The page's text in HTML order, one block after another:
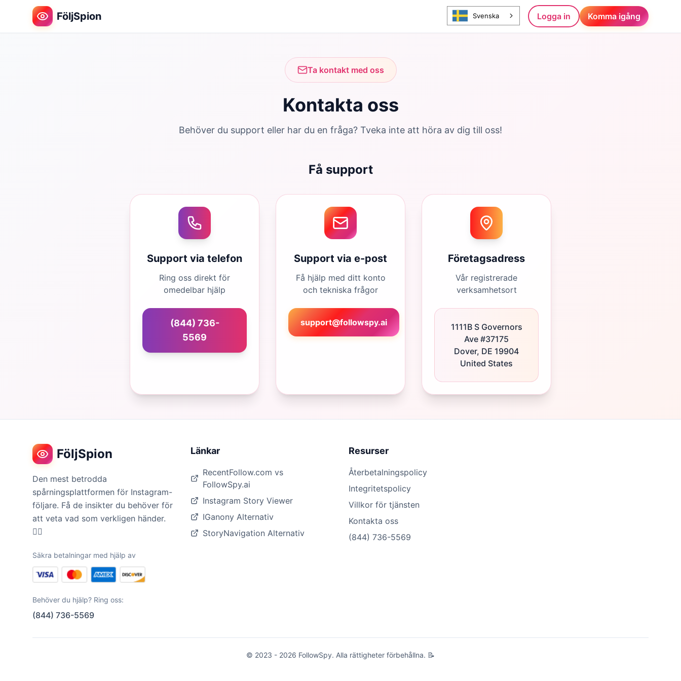
FöljSpion Svenska Logga in Komma igång
Ta kontakt med oss
Kontakta oss
Behöver du support eller har du en fråga? Tveka inte att höra av dig till oss!
Få support
Support via telefon
Ring oss direkt för
omedelbar hjälp
(844) 736-
5569
Support via e-post
Få hjälp med ditt konto
och tekniska frågor
support@followspy.ai
Företagsadress
Vår registrerade
verksamhetsort
1111B S Governors
Ave #37175
Dover, DE 19904
United States
FöljSpion
Den mest betrodda
spårningsplattformen för Instagram-
följare. Få de insikter du behöver för
att veta vad som verkligen händer.
🕵️‍♀️
Säkra betalningar med hjälp av
Behöver du hjälp? Ring oss:
(844) 736-5569
Länkar
RecentFollow.com vs
FollowSpy.ai
Instagram Story Viewer
IGanony Alternativ
StoryNavigation Alternativ
Resurser
Återbetalningspolicy
Integritetspolicy
Villkor för tjänsten
Kontakta oss
(844) 736-5569
© 2023 - 2026 FollowSpy. Alla rättigheter förbehållna. 📝